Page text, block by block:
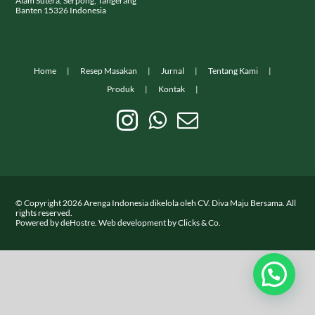
Banten 15326 Indonesia
Home Resep Masakan Jurnal
Tentang Kami
Produk
Kontak
© Copyright 2026Arenga Indonesia dikelola oleh CV. Diva Maju Bersama. All
rights reserved.
Powered bydeHostre . Web development byClicks & Co.